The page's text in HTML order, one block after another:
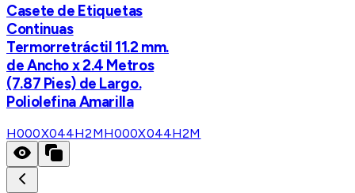
Casete de Etiquetas
Continuas
Termorretráctil 11.2 mm.
de Ancho x 2.4 Metros
(7.87 Pies) de Largo.
Poliolefina Amarilla
H000X044H2MH000X044H2M